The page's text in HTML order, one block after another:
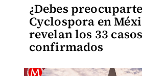
¿Debes
Cyclospora en
revelan los 33 casos
confirmados